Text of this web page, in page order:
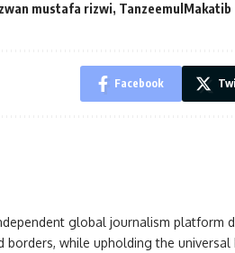
mustafa rizwi, TanzeemulMakatib
Facebook
global journalism platform
while upholding the